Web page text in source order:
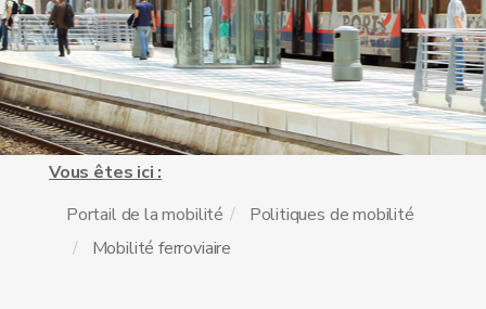
Vous êtes ici :
Portail de la mobilité
Politiques de mobilité
Mobilité ferroviaire